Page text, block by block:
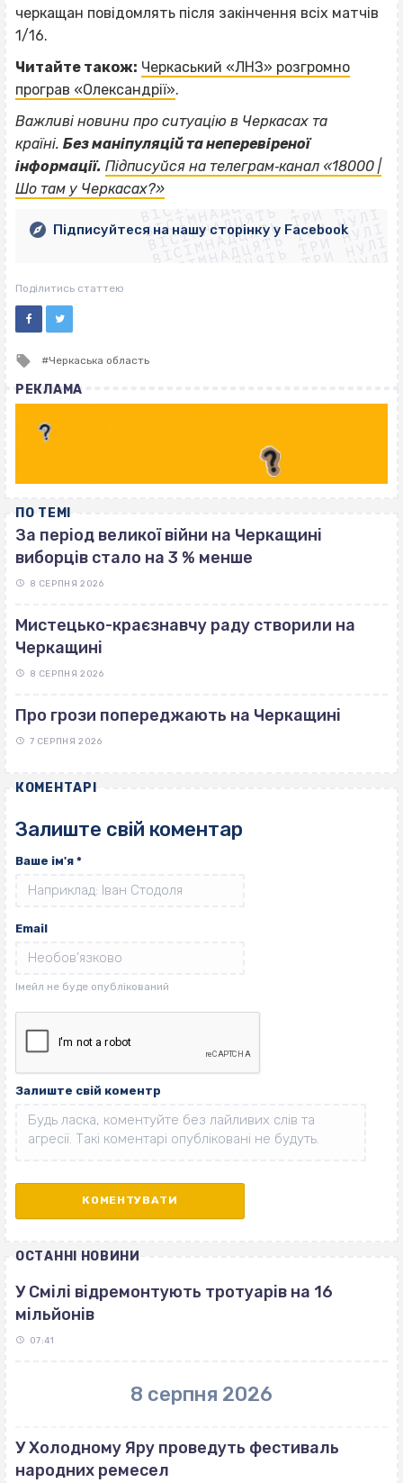
черкащан повідомлять після закінчення всіх матчів
1/16.
Читайте також: Черкаський «ЛНЗ» розгромно
програв «Олександрії».
Важливі новини про ситуацію в Черкасах та
країні. Без маніпуляцій та неперевіреної
інформації. Підписуйся на телеграм‐канал «18000 |
Шо там у Черкасах?»ВІСІМНАДЦЯТЬ ТРИ НУЛІ
ВІСІМНАДЦЯТЬ ТРИ НУЛІ
ВІСІМНАДЦЯТЬ ТРИ НУЛІ
ВІСІМНАДЦЯТЬ ТРИ НУЛІ
ВІСІМНАДЦЯТЬ ТРИ НУЛІ
ВІСІМНАДЦЯТЬ ТРИ НУЛІ
ВІСІМНАДЦЯТЬ ТРИ НУЛІ
ВІСІМНАДЦЯТЬ ТРИ НУЛІ
Підписуйтеся на нашу сторінку у Facebook
Поділитись статтею
Tagged
Черкаська область
РЕКЛАМА
ПО ТЕМІ
За період великої війни на Черкащині
виборців стало на 3 % менше
8 СЕРПНЯ 2026
Мистецько-краєзнавчу раду створили на
Черкащині
8 СЕРПНЯ 2026
Про грози попереджають на Черкащині
7 СЕРПНЯ 2026
КОМЕНТАРІ
Залиште свій коментар
Ваше ім'я *
Email
Залиште свій коментр
ОСТАННІ НОВИНИ
У Смілі відремонтують тротуарів на 16
мільйонів
07:41
8 серпня 2026
У Холодному Яру проведуть фестиваль
народних ремесел